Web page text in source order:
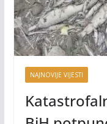
NAJNOVIJE VIJESTI